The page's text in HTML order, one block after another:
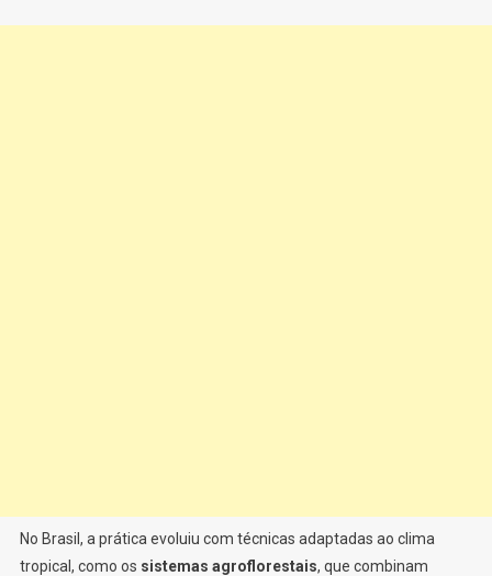
No Brasil, a prática evoluiu com técnicas adaptadas ao clima
tropical, como os sistemas agroflorestais, que combinam